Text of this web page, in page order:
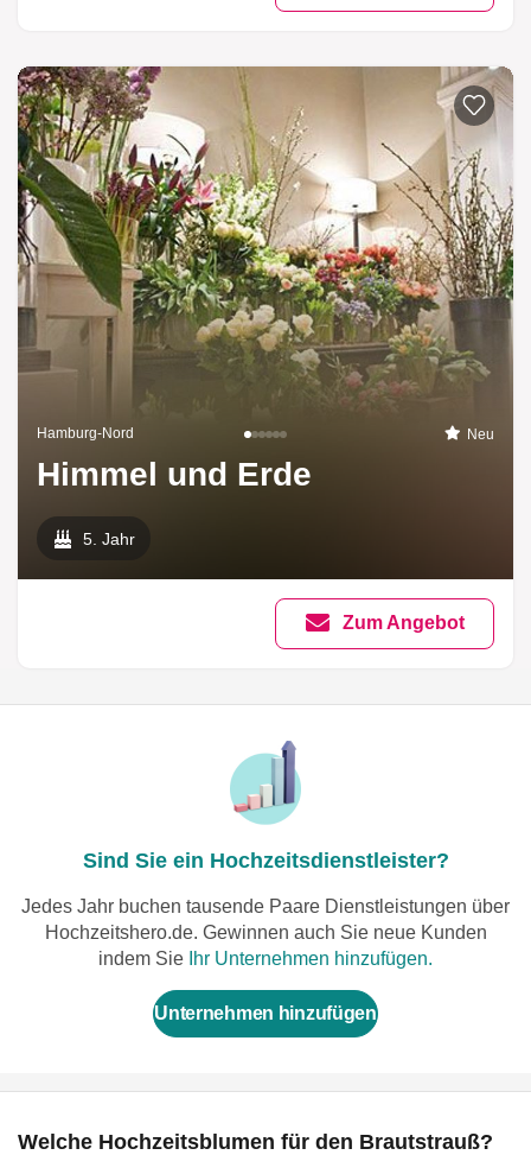
Hamburg-Nord Neu
Himmel und Erde
5. Jahr
Zum Angebot
Sind Sie ein Hochzeitsdienstleister?
Jedes Jahr buchen tausende Paare Dienstleistungen über
Hochzeitshero.de. Gewinnen auch Sie neue Kunden
indem Sie Ihr Unternehmen hinzufügen.
Unternehmen hinzufügen
Welche Hochzeitsblumen für den Brautstrauß?